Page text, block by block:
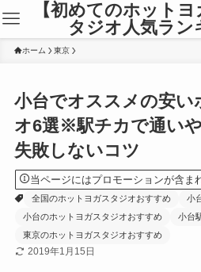
【初めてのホット
タジオ人気ラン
ホーム 東京
小台でオススメの安
オ6選※駅チカで通い
失敗しないコツ
当ページにはプロモーションが含ま
全国のホットヨガスタジオおすすめ
小
小台のホットヨガスタジオおすすめ
小台
東京のホットヨガスタジオおすすめ
2019年1月15日